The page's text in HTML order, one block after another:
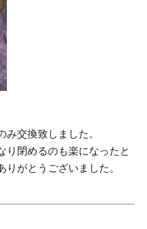
交換致しました。
り閉めるのも楽になったと
がとうございました。